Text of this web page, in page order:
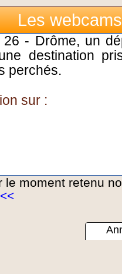
Les webcams
- Drôme, un
destination
perchés.
sur :
le moment retenu